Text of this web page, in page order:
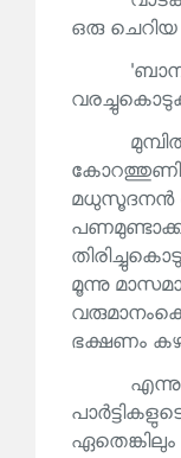
ഒരു ചെറിയ
മധുസൂദനൻ
മൂന്നു
ഭക്ഷണം